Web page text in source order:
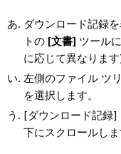
ダウンロード記録
トの [文書] ツール
に応じて異なります)
左側のファイル ツ
を選択します。
[ダウンロード記録]
下にスクロールしま